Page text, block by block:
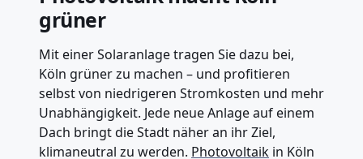
grüner
Mit einer Solaranlage tragen Sie dazu bei,
Köln grüner zu machen – und profitieren
selbst von niedrigeren Stromkosten und mehr
Unabhängigkeit. Jede neue Anlage auf einem
Dach bringt die Stadt näher an ihr Ziel,
klimaneutral zu werden. Photovoltaik in Köln